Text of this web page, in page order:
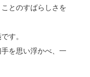
とのすばらしさを
す。
を思い浮かべ、一